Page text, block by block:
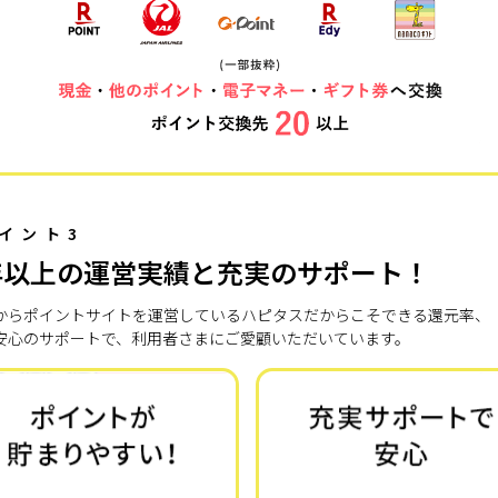
ント3
上の運営実績と充実のサポート！
らポイントサイトを運営しているハピタスだからこそできる還元率、
心のサポートで、利用者さまにご愛顧いただいています。